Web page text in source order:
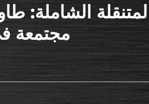
الشاملة:
مجتمعة